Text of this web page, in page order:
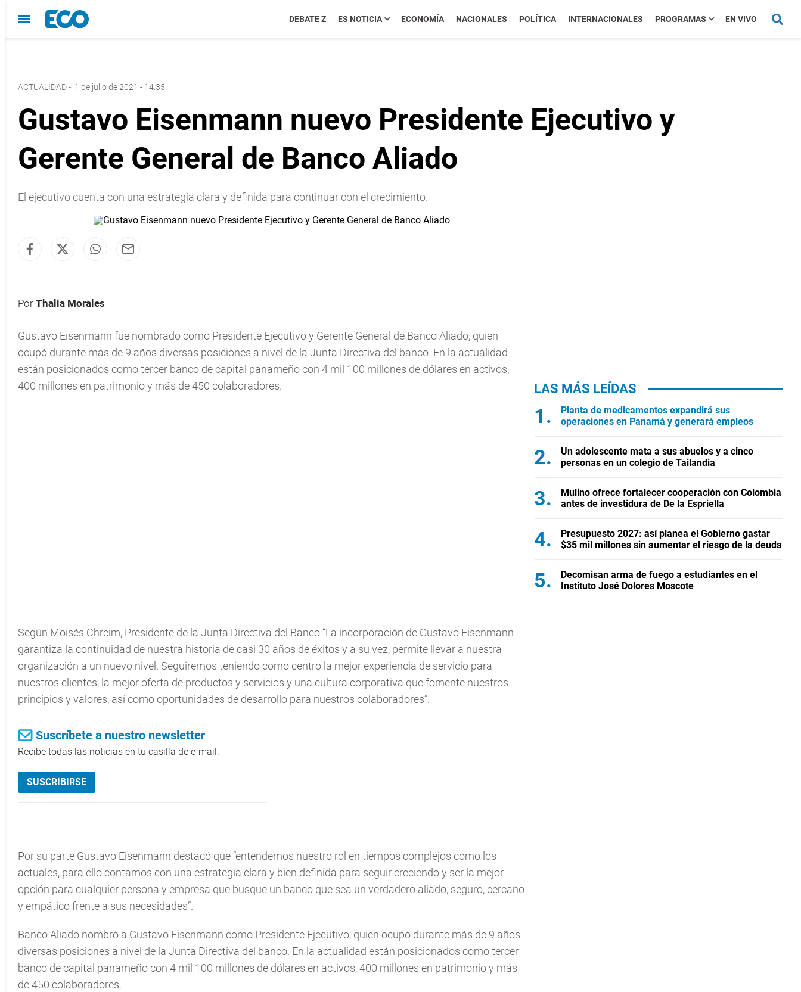
DEBATE Z ES NOTICIA ECONOMÍA NACIONALES POLÍTICA INTERNACIONALES PROGRAMAS EN VIVO
ACTUALIDAD- 1 de julio de 2021 - 14:35
Gustavo Eisenmann nuevo Presidente Ejecutivo y
Gerente General de Banco Aliado
El ejecutivo cuenta con una estrategia clara y definida para continuar con el crecimiento.
Por Thalia Morales
Gustavo Eisenmann fue nombrado como Presidente Ejecutivo y Gerente General de Banco Aliado, quien
ocupó durante más de 9 años diversas posiciones a nivel de la Junta Directiva del banco. En la actualidad
están posicionados como tercer banco de capital panameño con 4 mil 100 millones de dólares en activos,
400 millones en patrimonio y más de 450 colaboradores.
Según Moisés Chreim, Presidente de la Junta Directiva del Banco “La incorporación de Gustavo Eisenmann
garantiza la continuidad de nuestra historia de casi 30 años de éxitos y a su vez, permite llevar a nuestra
organización a un nuevo nivel. Seguiremos teniendo como centro la mejor experiencia de servicio para
nuestros clientes, la mejor oferta de productos y servicios y una cultura corporativa que fomente nuestros
principios y valores, así como oportunidades de desarrollo para nuestros colaboradores”.
Suscríbete a nuestro newsletter
Recibe todas las noticias en tu casilla de e-mail.
SUSCRIBIRSE
Por su parte Gustavo Eisenmann destacó que “entendemos nuestro rol en tiempos complejos como los
actuales, para ello contamos con una estrategia clara y bien definida para seguir creciendo y ser la mejor
opción para cualquier persona y empresa que busque un banco que sea un verdadero aliado, seguro, cercano
y empático frente a sus necesidades”.
Banco Aliado nombró a Gustavo Eisenmann como Presidente Ejecutivo, quien ocupó durante más de 9 años
diversas posiciones a nivel de la Junta Directiva del banco. En la actualidad están posicionados como tercer
banco de capital panameño con 4 mil 100 millones de dólares en activos, 400 millones en patrimonio y más
de 450 colaboradores.
LAS MÁS LEÍDAS
Planta de medicamentos expandirá sus
operaciones en Panamá y generará empleos
Un adolescente mata a sus abuelos y a cinco
personas en un colegio de Tailandia
Mulino ofrece fortalecer cooperación con Colombia
antes de investidura de De la Espriella
Presupuesto 2027: así planea el Gobierno gastar
$35 mil millones sin aumentar el riesgo de la deuda
Decomisan arma de fuego a estudiantes en el
Instituto José Dolores Moscote